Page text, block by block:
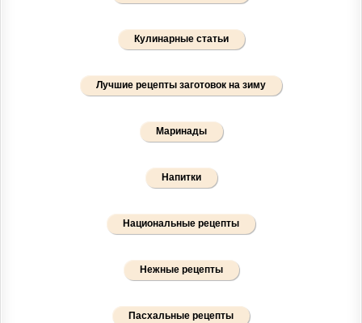
Кулинарные статьи
Лучшие рецепты заготовок на зиму
Маринады
Напитки
Национальные рецепты
Нежные рецепты
Пасхальные рецепты